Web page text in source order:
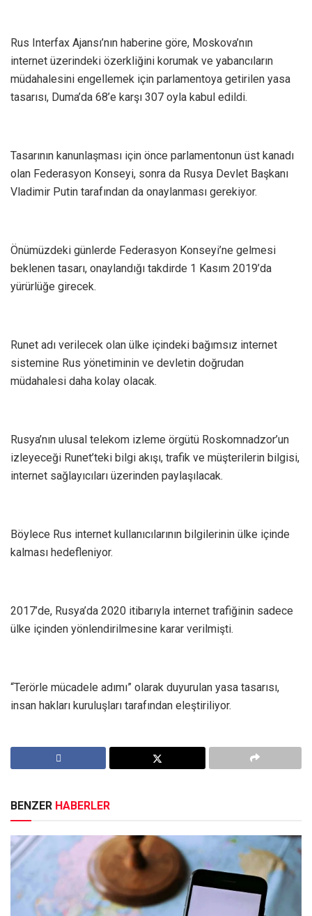
Rus Interfax Ajansı’nın haberine göre, Moskova’nın
internet üzerindeki özerkliğini korumak ve yabancıların
müdahalesini engellemek için parlamentoya getirilen yasa
tasarısı, Duma’da 68’e karşı 307 oyla kabul edildi.
Tasarının kanunlaşması için önce parlamentonun üst kanadı
olan Federasyon Konseyi, sonra da Rusya Devlet Başkanı
Vladimir Putin tarafından da onaylanması gerekiyor.
Önümüzdeki günlerde Federasyon Konseyi’ne gelmesi
beklenen tasarı, onaylandığı takdirde 1 Kasım 2019’da
yürürlüğe girecek.
Runet adı verilecek olan ülke içindeki bağımsız internet
sistemine Rus yönetiminin ve devletin doğrudan
müdahalesi daha kolay olacak.
Rusya’nın ulusal telekom izleme örgütü Roskomnadzor’un
izleyeceği Runet’teki bilgi akışı, trafik ve müşterilerin bilgisi,
internet sağlayıcıları üzerinden paylaşılacak.
Böylece Rus internet kullanıcılarının bilgilerinin ülke içinde
kalması hedefleniyor.
2017’de, Rusya’da 2020 itibarıyla internet trafiğinin sadece
ülke içinden yönlendirilmesine karar verilmişti.
“Terörle mücadele adımı” olarak duyurulan yasa tasarısı,
insan hakları kuruluşları tarafından eleştiriliyor.
BENZER HABERLER